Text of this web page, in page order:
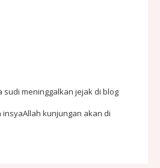
meninggalkan jejak di blog
kunjungan akan di